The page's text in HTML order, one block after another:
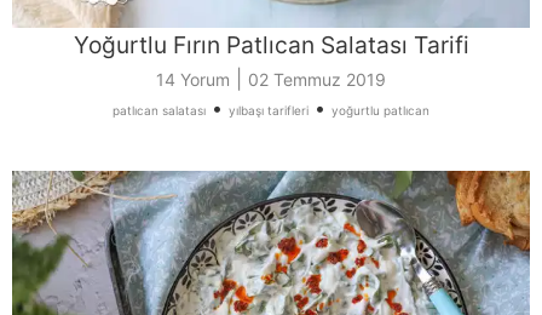
Yoğurtlu Fırın Patlıcan Salatası Tarifi
14 Yorum 02 Temmuz 2019
patlıcan salatası • yılbaşı tarifleri • yoğurtlu patlıcan